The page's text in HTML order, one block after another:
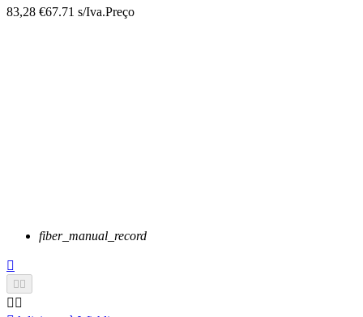
83,28 €67.71 s/Iva.Preço
fiber_manual_record

 
 